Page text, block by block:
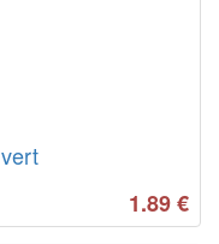
1.89€